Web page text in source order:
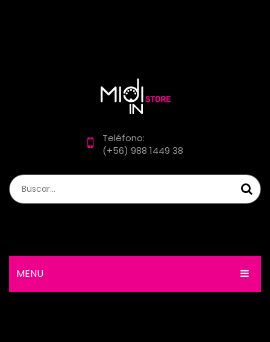
Teléfono:
(+56) 988 1449 38
MENU